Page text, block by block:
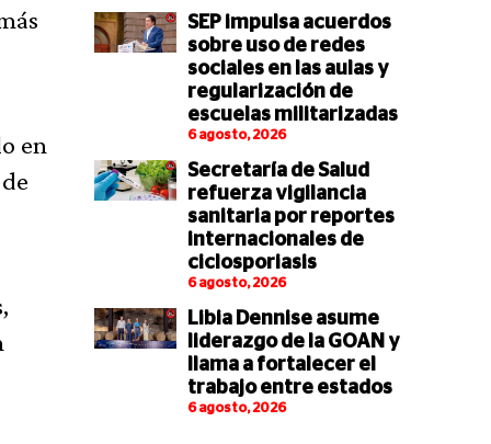
en
SEP impulsa acuerdos
sobre uso de redes
sociales en las aulas y
regularización de
escuelas militarizadas
6 agosto, 2026
Secretaría de Salud
refuerza vigilancia
sanitaria por reportes
internacionales de
ciclosporiasis
6 agosto, 2026
Libia Dennise asume
liderazgo de la GOAN y
llama a fortalecer el
trabajo entre estados
6 agosto, 2026